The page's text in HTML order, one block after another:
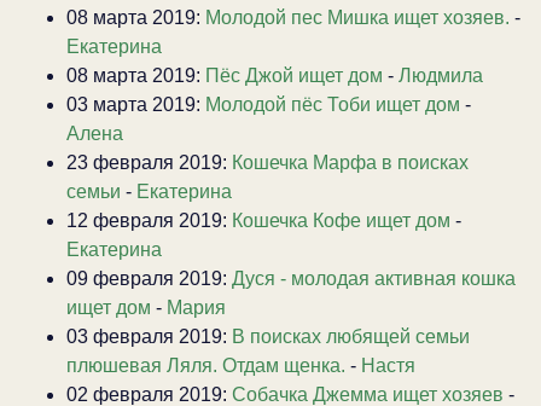
08 марта 2019: Молодой пес Мишка ищет хозяев. -
Екатерина
08 марта 2019: Пёс Джой ищет дом - Людмила
03 марта 2019: Молодой пёс Тоби ищет дом -
Алена
23 февраля 2019: Кошечка Марфа в поисках
семьи - Екатерина
12 февраля 2019: Кошечка Кофе ищет дом -
Екатерина
09 февраля 2019: Дуся - молодая активная кошка
ищет дом - Мария
03 февраля 2019: В поисках любящей семьи
плюшевая Ляля. Отдам щенка. - Настя
02 февраля 2019: Собачка Джемма ищет хозяев -